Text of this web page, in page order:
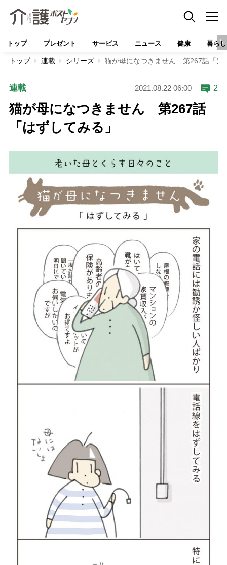
トップ プレゼント サービス ニュース 健康 暮らし
トップ 連載 シリーズ 猫が母になつきません 第267話「は
連載 2021.08.22 06:00 2
猫が母になつきません 第267話
「はずしてみる」